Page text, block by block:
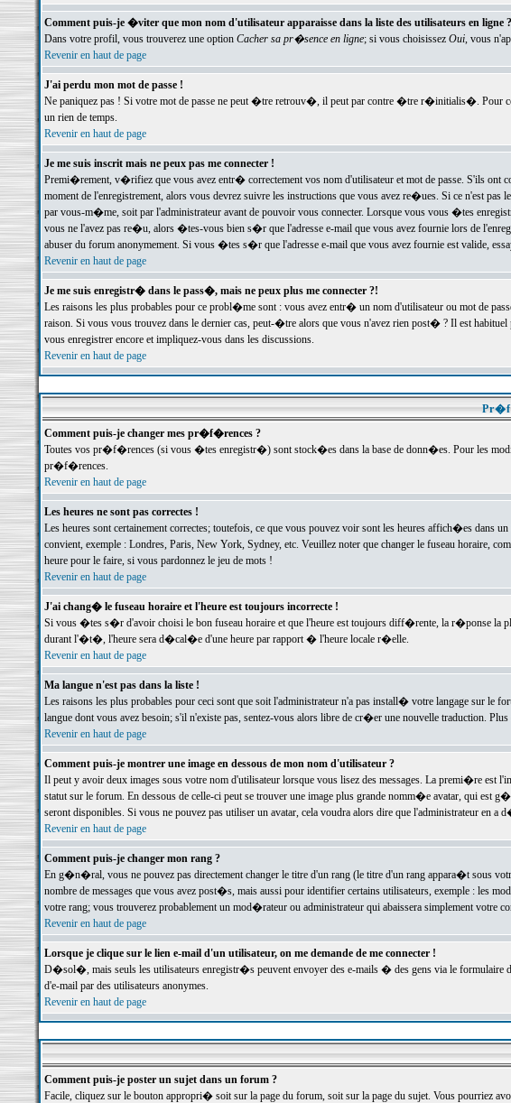
Comment puis-je �viter que mon nom d'utilisateur apparaisse dans la liste des utilisateurs en ligne ?
Dans votre profil, vous trouverez une option Cacher sa pr�sence en ligne; si vous choisissez Oui, vous
Revenir en haut de page
J'ai perdu mon mot de passe !
Ne paniquez pas ! Si votre mot de passe ne peut �tre retrouv�, il peut par contre �tre r�initialis�. Pour
un rien de temps.
Revenir en haut de page
Je me suis inscrit mais ne peux pas me connecter !
Premi�rement, v�rifiez que vous avez entr� correctement vos nom d'utilisateur et mot de passe. S'ils
moment de l'enregistrement, alors vous devrez suivre les instructions que vous avez re�ues. Si ce n'est
par vous-m�me, soit par l'administrateur avant de pouvoir vous connecter. Lorsque vous vous �tes
vous ne l'avez pas re�u, alors �tes-vous bien s�r que l'adresse e-mail que vous avez fournie lors de
abuser du forum anonymement. Si vous �tes s�r que l'adresse e-mail que vous avez fournie est valide,
Revenir en haut de page
Je me suis enregistr� dans le pass�, mais ne peux plus me connecter ?!
Les raisons les plus probables pour ce probl�me sont : vous avez entr� un nom d'utilisateur ou mot
raison. Si vous vous trouvez dans le dernier cas, peut-�tre alors que vous n'avez rien post� ? Il est
vous enregistrer encore et impliquez-vous dans les discussions.
Revenir en haut de page
Comment puis-je changer mes pr�f�rences ?
Toutes vos pr�f�rences (si vous �tes enregistr�) sont stock�es dans la base de donn�es. Pour les
pr�f�rences.
Revenir en haut de page
Les heures ne sont pas correctes !
Les heures sont certainement correctes; toutefois, ce que vous pouvez voir sont les heures affich�es
convient, exemple : Londres, Paris, New York, Sydney, etc. Veuillez noter que changer le fuseau
heure pour le faire, si vous pardonnez le jeu de mots !
Revenir en haut de page
J'ai chang� le fuseau horaire et l'heure est toujours incorrecte !
Si vous �tes s�r d'avoir choisi le bon fuseau horaire et que l'heure est toujours diff�rente, la r�ponse
durant l'�t�, l'heure sera d�cal�e d'une heure par rapport � l'heure locale r�elle.
Revenir en haut de page
Ma langue n'est pas dans la liste !
Les raisons les plus probables pour ceci sont que soit l'administrateur n'a pas install� votre langage sur le
langue dont vous avez besoin; s'il n'existe pas, sentez-vous alors libre de cr�er une nouvelle traduction.
Revenir en haut de page
Comment puis-je montrer une image en dessous de mon nom d'utilisateur ?
Il peut y avoir deux images sous votre nom d'utilisateur lorsque vous lisez des messages. La premi�re
statut sur le forum. En dessous de celle-ci peut se trouver une image plus grande nomm�e avatar, qui
seront disponibles. Si vous ne pouvez pas utiliser un avatar, cela voudra alors dire que l'administrateur en
Revenir en haut de page
Comment puis-je changer mon rang ?
En g�n�ral, vous ne pouvez pas directement changer le titre d'un rang (le titre d'un rang appara�t sous
nombre de messages que vous avez post�s, mais aussi pour identifier certains utilisateurs, exemple : les
votre rang; vous trouverez probablement un mod�rateur ou administrateur qui abaissera simplement votre
Revenir en haut de page
Lorsque je clique sur le lien e-mail d'un utilisateur, on me demande de me connecter !
D�sol�, mais seuls les utilisateurs enregistr�s peuvent envoyer des e-mails � des gens via le
d'e-mail par des utilisateurs anonymes.
Revenir en haut de page
Comment puis-je poster un sujet dans un forum ?
Facile, cliquez sur le bouton appropri� soit sur la page du forum, soit sur la page du sujet. Vous pourriez